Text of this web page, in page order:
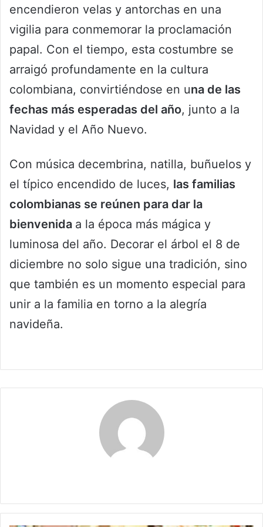
encendieron velas y antorchas en una
vigilia para conmemorar la proclamación
papal. Con el tiempo, esta costumbre se
arraigó profundamente en la cultura
colombiana, convirtiéndose en una de las
fechas más esperadas del año, junto a la
Navidad y el Año Nuevo.
Con música decembrina, natilla, buñuelos y
el típico encendido de luces, las familias
colombianas se reúnen para dar la
bienvenida a la época más mágica y
luminosa del año. Decorar el árbol el 8 de
diciembre no solo sigue una tradición, sino
que también es un momento especial para
unir a la familia en torno a la alegría
navideña.